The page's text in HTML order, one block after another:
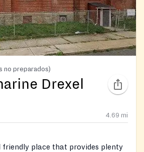
no preparados)
Drexel
4.69 mi
friendly place that provides plenty